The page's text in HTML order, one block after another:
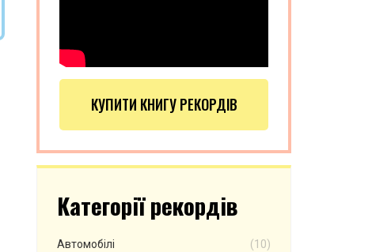
КУПИТИ КНИГУ РЕКОРДІВ
Категорії рекордів
Автомобілі
(10)